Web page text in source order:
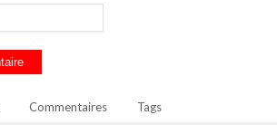
Commentaires Tags